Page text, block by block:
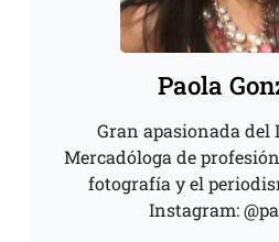
Paola
Gran apasionada del
Mercadóloga de
fotografía y el
Instagram: